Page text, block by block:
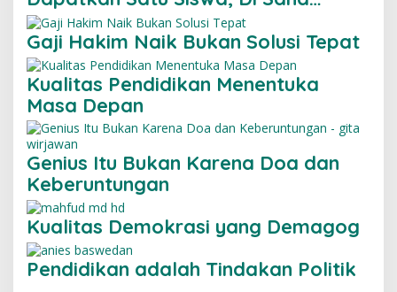
Malah Ada Gibran
Gaji Hakim Naik Bukan Solusi Tepat
Kualitas Pendidikan Menentuka
Masa Depan
Genius Itu Bukan Karena Doa dan
Keberuntungan
Kualitas Demokrasi yang Demagog
Pendidikan adalah Tindakan Politik